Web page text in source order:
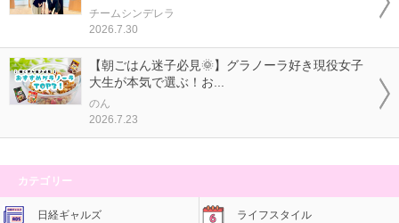
チームシンデレラ
2026.7.30
【朝ごはん迷子必見🌞】グラノーラ好き現役女子
大生が本気で選ぶ！お...
のん
2026.7.23
カテゴリー
日経ギャルズ ライフスタイル